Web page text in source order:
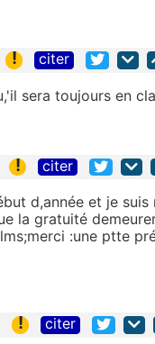
! citer
sera toujours en
! citer
d,année et je
la gratuité
:une ptte
! citer